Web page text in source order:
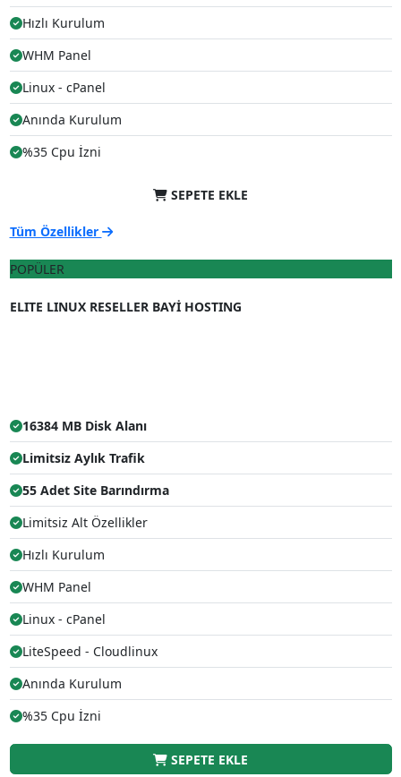
Hızlı Kurulum
WHM Panel
Linux - cPanel
Anında Kurulum
%35 Cpu İzni
SEPETE EKLE
Tüm Özellikler
POPÜLER
ELITE LINUX RESELLER BAYİ HOSTING
16384 MB Disk Alanı
Limitsiz Aylık Trafik
55 Adet Site Barındırma
Limitsiz Alt Özellikler
Hızlı Kurulum
WHM Panel
Linux - cPanel
LiteSpeed - Cloudlinux
Anında Kurulum
%35 Cpu İzni
SEPETE EKLE